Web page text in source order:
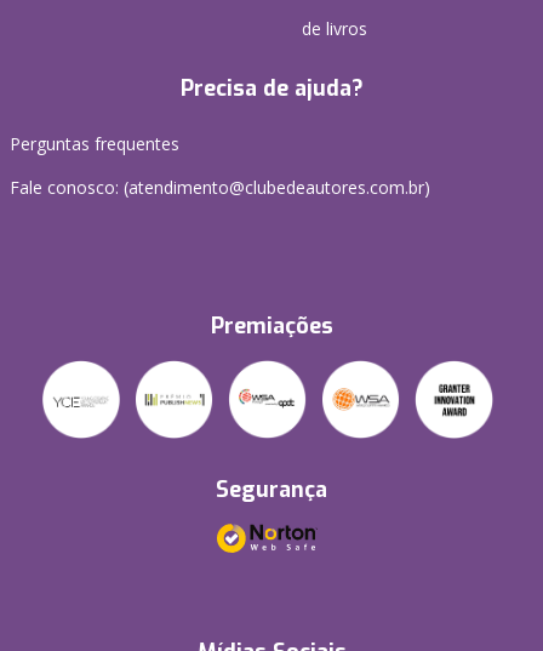
de livros
Precisa de ajuda?
Perguntas frequentes
Fale conosco: (atendimento@clubedeautores.com.br)
Premiações
Segurança